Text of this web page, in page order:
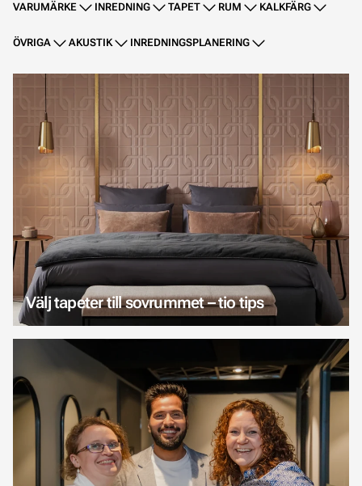
VARUMÄRKE INREDNING TAPET RUM KALKFÄRG
ÖVRIGA AKUSTIK INREDNINGSPLANERING
Välj tapeter till sovrummet – tio tips